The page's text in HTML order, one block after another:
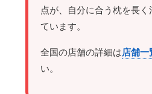
点が、自分に合う枕を長く
ています。
全国の店舗の詳細は店舗一
い。